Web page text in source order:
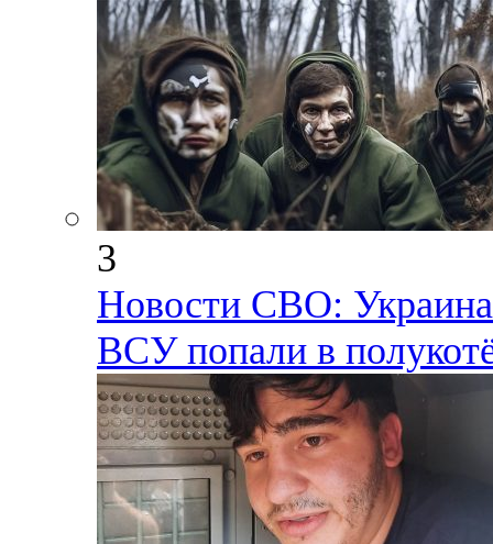
3
Новости СВО: Украина
ВСУ попали в